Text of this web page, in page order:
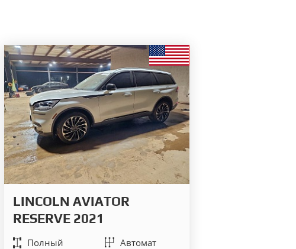
LINCOLN AVIATOR
RESERVE 2021
Полный
Автомат